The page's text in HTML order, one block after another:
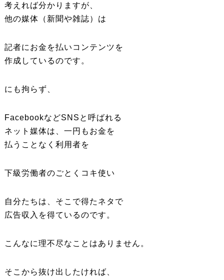
考えれば分かりますが、
他の媒体（新聞や雑誌）は
記者にお金を払いコンテンツを
作成しているのです。
にも拘らず、
FacebookなどSNSと呼ばれる
ネット媒体は、一円もお金を
払うことなく利用者を
下級労働者のごとくコキ使い
自分たちは、そこで得たネタで
広告収入を得ているのです。
こんなに理不尽なことはありません。
そこから抜け出したければ、